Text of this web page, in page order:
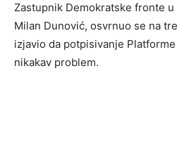
Zastupnik Demokratske fronte
Milan Dunović, osvrnuo se na
izjavio da potpisivanje
nikakav problem.